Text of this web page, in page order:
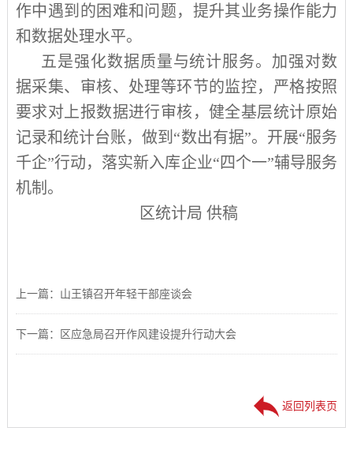
作中遇到的困难和问题，提升其业务操作能力
和数据处理水平。
五是强化数据质量与统计服务。加强对数
据采集、审核、处理等环节的监控，严格按照
要求对上报数据进行审核，健全基层统计原始
记录和统计台账，做到“数出有据”。开展“服务
千企”行动，落实新入库企业“四个一”辅导服务
机制。
区统计局 供稿
上一篇：山王镇召开年轻干部座谈会
下一篇：区应急局召开作风建设提升行动大会
返回列表页